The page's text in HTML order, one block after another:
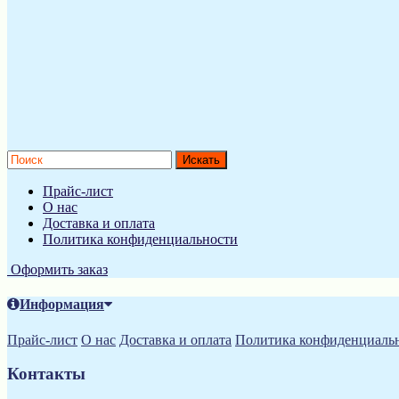
Прайс-лист
О нас
Доставка и оплата
Политика конфиденциальности
Оформить заказ
Информация
Прайс-лист О нас Доставка и оплата Политика
Контакты